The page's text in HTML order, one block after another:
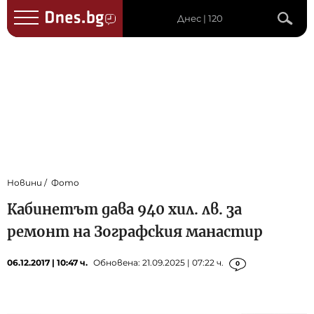
Днес | 120
Новини Фото
Кабинетът дава 940 хил. лв. за
ремонт на Зографския манастир
06.12.2017 | 10:47 ч. Обновена: 21.09.2025 | 07:22 ч. 0